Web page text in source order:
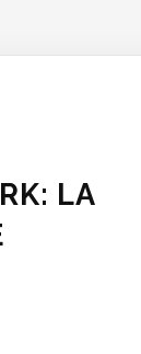
LA